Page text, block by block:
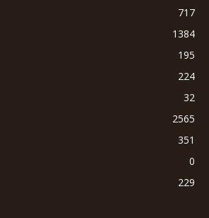
717
1384
195
224
32
2565
351
0
229